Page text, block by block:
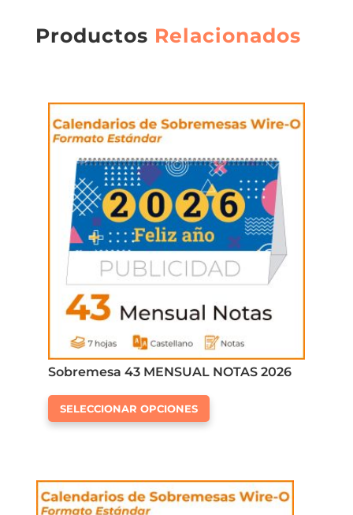
Productos Relacionados
Sobremesa 43 MENSUAL NOTAS 2026
SELECCIONAR OPCIONES
Este
Las